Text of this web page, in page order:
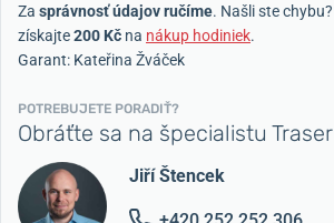
Za správnosť údajov ručíme. Našli ste chybu?
získajte200 Kč na nákup hodiniek.
Garant: Kateřina Žváček
POTREBUJETE PORADIŤ?
Obráťte sa na špecialistu Traser
Jiří Štencek